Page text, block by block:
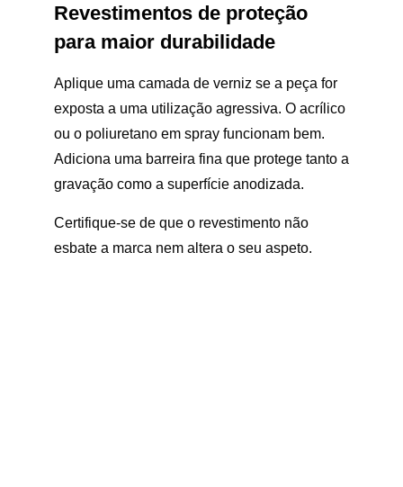
Revestimentos de proteção
para maior durabilidade
Aplique uma camada de verniz se a peça for
exposta a uma utilização agressiva. O acrílico
ou o poliuretano em spray funcionam bem.
Adiciona uma barreira fina que protege tanto a
gravação como a superfície anodizada.
Certifique-se de que o revestimento não
esbate a marca nem altera o seu aspeto.